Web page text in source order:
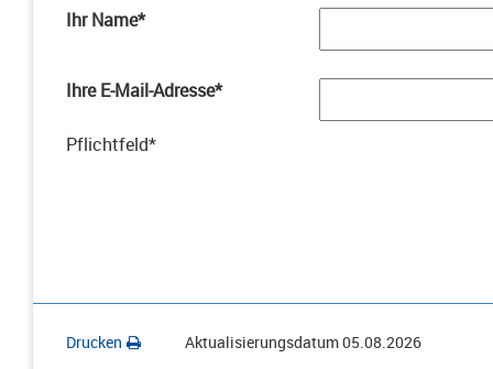
Ihr Name*
Ihre E-Mail-Adresse*
Pflichtfeld*
Drucken Aktualisierungsdatum05.08.2026